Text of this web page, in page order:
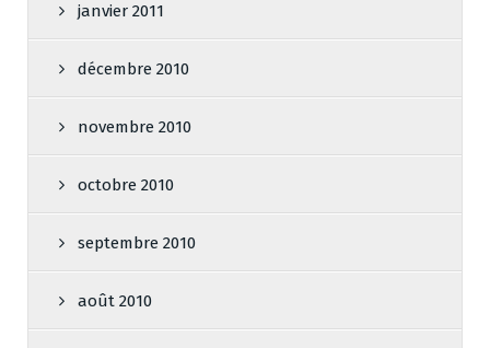
janvier 2011
décembre 2010
novembre 2010
octobre 2010
septembre 2010
août 2010